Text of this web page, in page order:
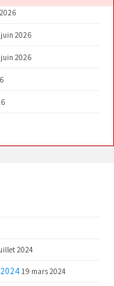
2026
2026
2024
19 mars 2024